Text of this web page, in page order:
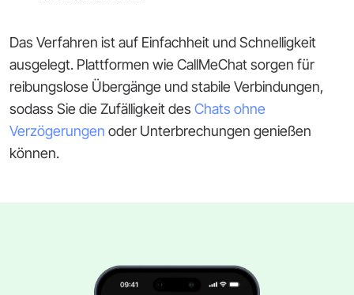
Das Verfahren ist auf Einfachheit und Schnelligkeit
ausgelegt. Plattformen wie CallMeChat sorgen für
reibungslose Übergänge und stabile Verbindungen,
sodass Sie die Zufälligkeit des Chats ohne
Verzögerungen oder Unterbrechungen genießen
können.